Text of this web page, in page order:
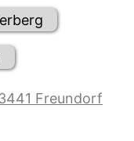
Freundorf